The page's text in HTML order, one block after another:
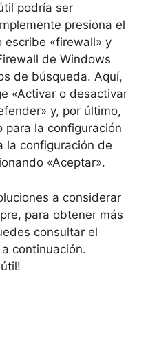
podría ser
presiona el
escribe «firewall» y
de Windows
de búsqueda. Aquí,
«Activar o desactivar
y, por último,
la configuración
la configuración de
«Aceptar».
a considerar
para obtener más
consultar el
continuación.